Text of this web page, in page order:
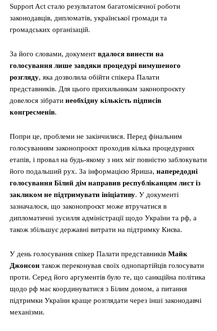
Support Act стало результатом багатомісячної роботи
законодавців, дипломатів, української громади та
громадських організацій.
За його словами, документ вдалося винести на
голосування лише завдяки процедурі вимушеного
розгляду, яка дозволила обійти спікера Палати
представників. Для цього прихильникам законопроєкту
довелося зібрати необхідну кількість підписів
конгресменів.
Попри це, проблеми не закінчилися. Перед фінальним
голосуванням законопроєкт проходив кілька процедурних
етапів, і провал на будь-якому з них міг повністю заблокувати
його подальший рух. За інформацією Яриша, напередодні
голосування Білий дім направив республіканцям лист із
закликом не підтримувати ініціативу. У документі
зазначалося, що законопроєкт може втручатися в
дипломатичні зусилля адміністрації щодо України та рф, а
також збільшує державні витрати на підтримку Києва.
У день голосування спікер Палати представників Майк
Джонсон також переконував своїх однопартійців голосувати
проти. Серед його аргументів було те, що санкційна політика
щодо рф має координуватися з Білим домом, а питання
підтримки України краще розглядати через інші законодавчі
механізми.